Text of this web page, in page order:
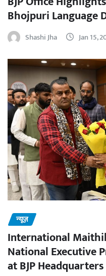
Bhojpuri Language
Shashi Jha Jan 15,
न्यूज़
International
National Executive
at BJP Headquarters